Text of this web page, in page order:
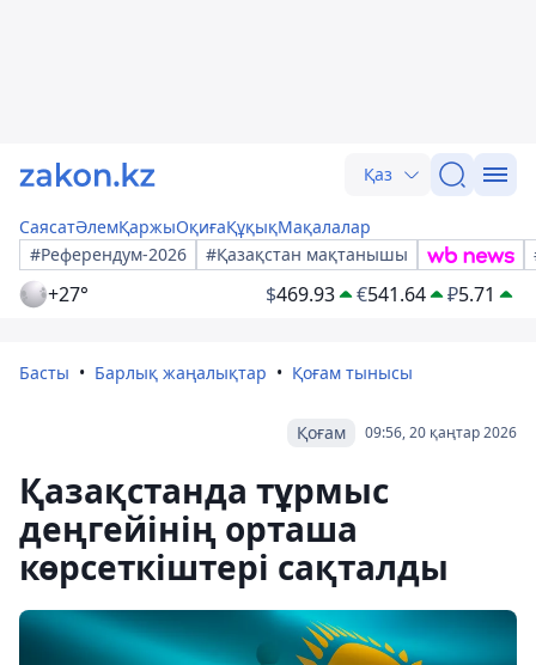
Қаз
СаясатӘлемҚаржыОқиғаҚұқықМақалалар
#Референдум-2026
#Қазақстан мақтанышы
+27° $469.93 €541.64 ₽5.71
Басты Барлық жаңалықтар Қоғам тынысы
09:56, 20 қаңтар 2026
Қоғам
Қазақстанда тұрмыс
деңгейінің орташа
көрсеткіштері сақталды